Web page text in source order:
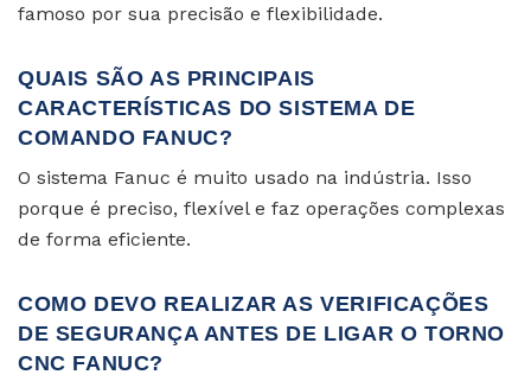
famoso por sua precisão e flexibilidade.
QUAIS SÃO AS PRINCIPAIS
CARACTERÍSTICAS DO SISTEMA DE
COMANDO FANUC?
O sistema Fanuc é muito usado na indústria. Isso
porque é preciso, flexível e faz operações complexas
de forma eficiente.
COMO DEVO REALIZAR AS VERIFICAÇÕES
DE SEGURANÇA ANTES DE LIGAR O TORNO
CNC FANUC?